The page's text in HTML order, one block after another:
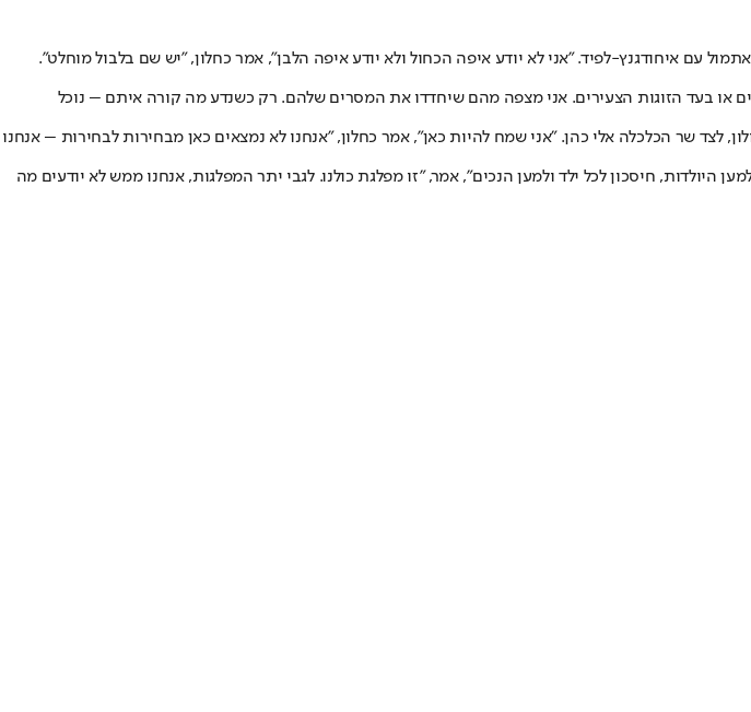
עם איחודגנץ-לפיד. "אני לא יודע איפה הכחול ולא יודע איפה הלבן", אמר כחלון, "יש שם בלבול מוחלט".
או בעד הזוגות הצעירים. אני מצפה מהם שיחדדו את המסרים שלהם. רק כשנדע מה קורה איתם – נוכל
לצד שר הכלכלה אלי כהן. "אני שמח להיות כאן", אמר כחלון, "אנחנו לא נמצאים כאן מבחירות לבחירות – אנחנו
היולדות, חיסכון לכל ילד ולמען הנכים", אמר, "זו מפלגת כולנו. לגבי יתר המפלגות, אנחנו ממש לא יודעים מה